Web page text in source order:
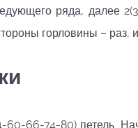
ряда, далее
горловины – раз,
66-74-80) петель.